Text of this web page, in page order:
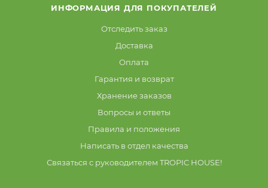
ИНФОРМАЦИЯ ДЛЯ ПОКУПАТЕЛЕЙ
Отследить заказ
Доставка
Оплата
Гарантия и возврат
Хранение заказов
Вопросы и ответы
Правила и положения
Написать в отдел качества
Связаться с руководителем TROPIC HOUSE!